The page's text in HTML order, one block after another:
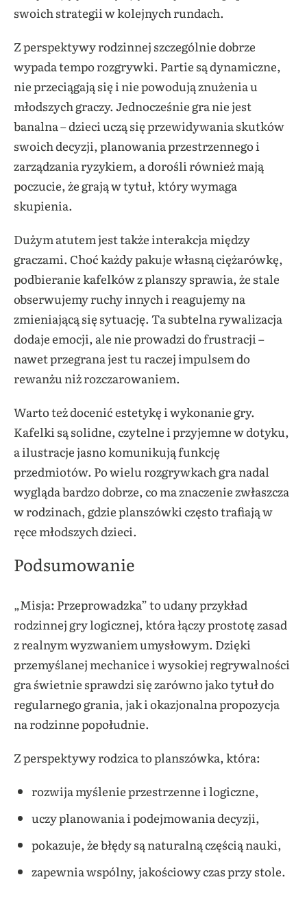
swoich strategii w kolejnych rundach.
Z perspektywy rodzinnej szczególnie dobrze
wypada tempo rozgrywki. Partie są dynamiczne,
nie przeciągają się i nie powodują znużenia u
młodszych graczy. Jednocześnie gra nie jest
banalna – dzieci uczą się przewidywania skutków
swoich decyzji, planowania przestrzennego i
zarządzania ryzykiem, a dorośli również mają
poczucie, że grają w tytuł, który wymaga
skupienia.
Dużym atutem jest także interakcja między
graczami. Choć każdy pakuje własną ciężarówkę,
podbieranie kafelków z planszy sprawia, że stale
obserwujemy ruchy innych i reagujemy na
zmieniającą się sytuację. Ta subtelna rywalizacja
dodaje emocji, ale nie prowadzi do frustracji –
nawet przegrana jest tu raczej impulsem do
rewanżu niż rozczarowaniem.
Warto też docenić estetykę i wykonanie gry.
Kafelki są solidne, czytelne i przyjemne w dotyku,
a ilustracje jasno komunikują funkcję
przedmiotów. Po wielu rozgrywkach gra nadal
wygląda bardzo dobrze, co ma znaczenie zwłaszcza
w rodzinach, gdzie planszówki często trafiają w
ręce młodszych dzieci.
Podsumowanie
„Misja: Przeprowadzka” to udany przykład
rodzinnej gry logicznej, która łączy prostotę zasad
z realnym wyzwaniem umysłowym. Dzięki
przemyślanej mechanice i wysokiej regrywalności
gra świetnie sprawdzi się zarówno jako tytuł do
regularnego grania, jak i okazjonalna propozycja
na rodzinne popołudnie.
Z perspektywy rodzica to planszówka, która:
rozwija myślenie przestrzenne i logiczne,
uczy planowania i podejmowania decyzji,
pokazuje, że błędy są naturalną częścią nauki,
zapewnia wspólny, jakościowy czas przy stole.